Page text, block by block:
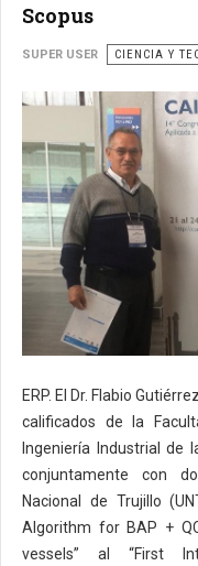
Scopus
SUPER USER CIENCIA Y
ERP. El Dr. Flabio
calificados de la
Ingeniería Industrial de
conjuntamente con
Nacional de Trujillo
Algorithm for BAP +
vessels” al “First